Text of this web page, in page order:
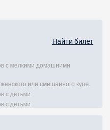
Найти билет
с мелкими домашними
или смешанного купе.
с детьми
с детьми